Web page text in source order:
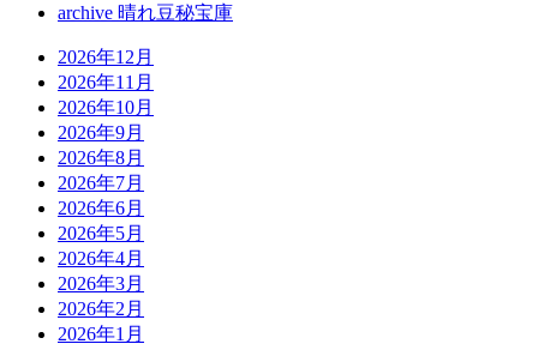
archive 晴れ豆秘宝庫
2026年12月
2026年11月
2026年10月
2026年9月
2026年8月
2026年7月
2026年6月
2026年5月
2026年4月
2026年3月
2026年2月
2026年1月